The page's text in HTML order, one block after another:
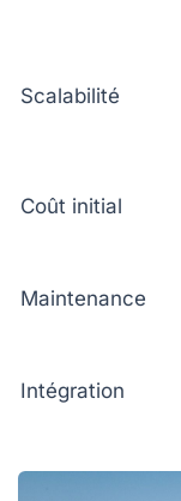
Scalabilité
Coût initial
Maintenance
Intégration